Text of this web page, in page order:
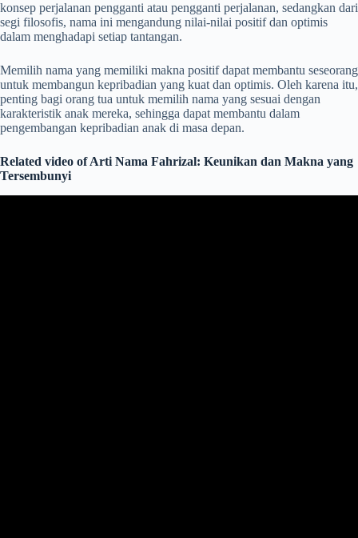
konsep perjalanan pengganti atau pengganti perjalanan, sedangkan dari
segi filosofis, nama ini mengandung nilai-nilai positif dan optimis
dalam menghadapi setiap tantangan.
Memilih nama yang memiliki makna positif dapat membantu seseorang
untuk membangun kepribadian yang kuat dan optimis. Oleh karena itu,
penting bagi orang tua untuk memilih nama yang sesuai dengan
karakteristik anak mereka, sehingga dapat membantu dalam
pengembangan kepribadian anak di masa depan.
Related video of Arti Nama Fahrizal: Keunikan dan Makna yang
Tersembunyi